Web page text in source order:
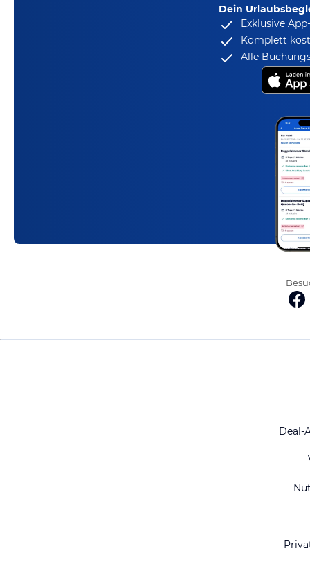
Dein
Exklusive
Komplett
Alle
Deal-